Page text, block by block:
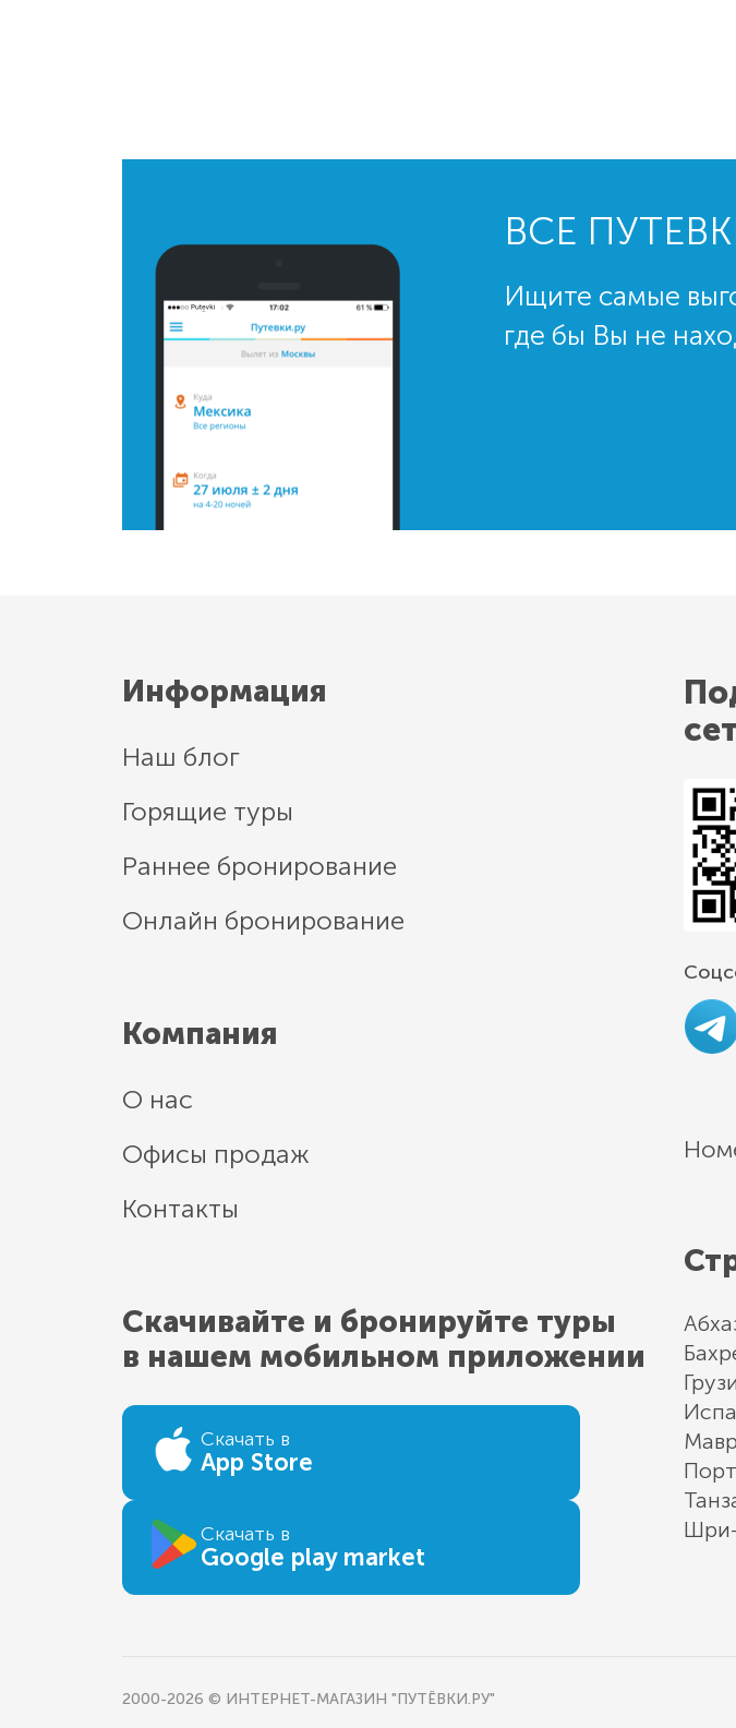
ВСЕ
Ищите самые
где бы Вы не
Информация
Наш блог
Горящие туры
Раннее бронирование
Онлайн бронирование
Компания
О нас
Офисы продаж
Контакты
Скачивайте и бронируйте туры
в нашем мобильном приложении
Скачать в
App Store
Скачать в
Google play market
2000-2026 © ИНТЕРНЕТ-МАГАЗИН "ПУТЁВКИ.РУ"